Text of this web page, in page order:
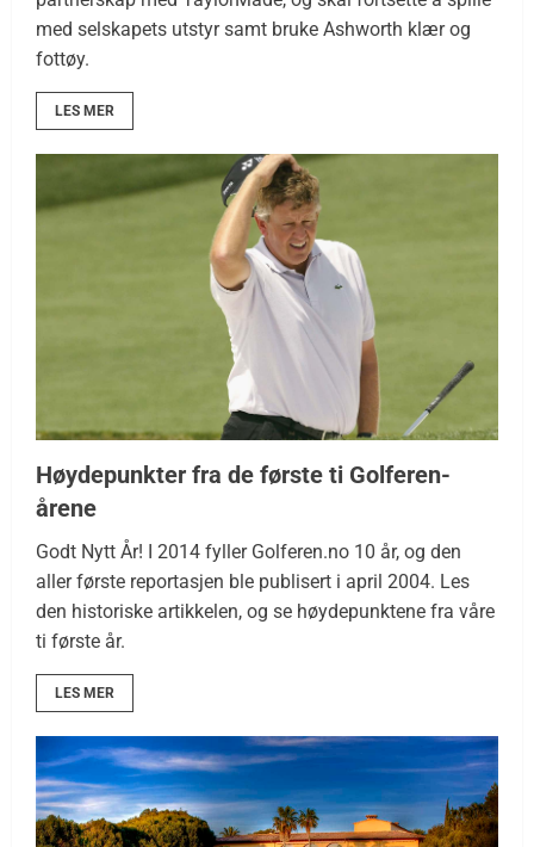
med selskapets utstyr samt bruke Ashworth klær og
fottøy.
LES MER
Høydepunkter fra de første ti Golferen-
årene
Godt Nytt År! I 2014 fyller Golferen.no 10 år, og den
aller første reportasjen ble publisert i april 2004. Les
den historiske artikkelen, og se høydepunktene fra våre
ti første år.
LES MER